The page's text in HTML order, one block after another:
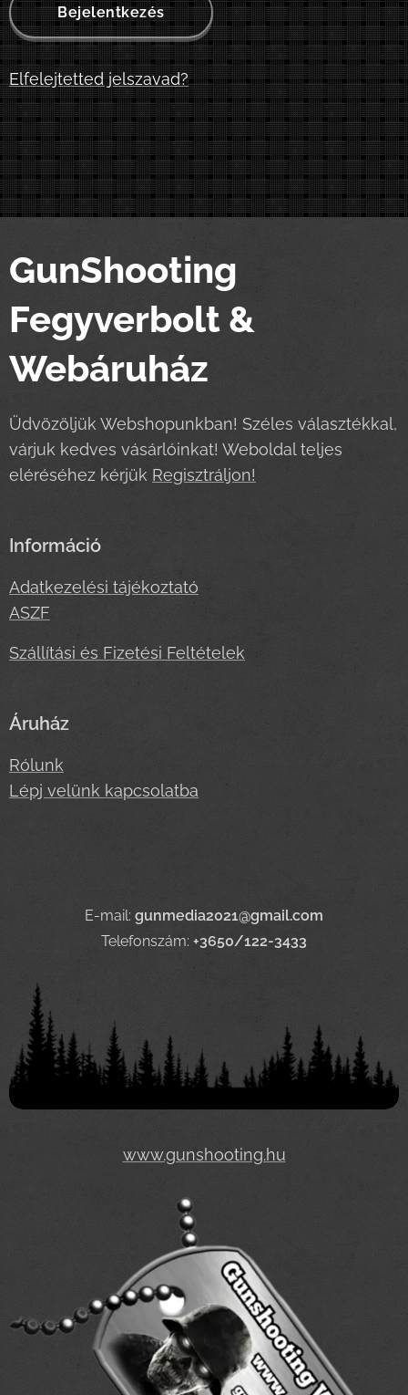
Bejelentkezés
Elfelejtetted jelszavad?
GunShooting
Fegyverbolt &
Webáruház
Üdvözöljük Webshopunkban! Széles választékkal,
várjuk kedves vásárlóinkat! Weboldal teljes
eléréséhez kérjük Regisztráljon!
Információ
Adatkezelési tájékoztató
ASZF
Szállítási és Fizetési Feltételek
Áruház
Rólunk
Lépj velünk kapcsolatba
E-mail: gunmedia2021@gmail.com
Telefonszám: +3650/122-3433
www.gunshooting.hu